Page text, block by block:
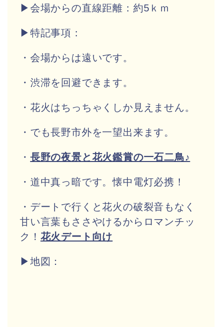
▶会場からの直線距離：約5ｋｍ
▶特記事項：
・会場からは遠いです。
・渋滞を回避できます。
・花火はちっちゃくしか見えません。
・でも長野市外を一望出来ます。
・ 長野の夜景と花火鑑賞の一石二鳥♪
・道中真っ暗です。懐中電灯必携！
・デートで行くと花火の破裂音もなく
甘い言葉もささやけるからロマンチッ
ク！ 花火デート向け
▶地図：